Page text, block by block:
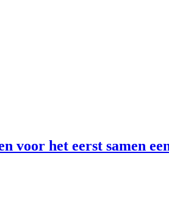
voor het eerst samen